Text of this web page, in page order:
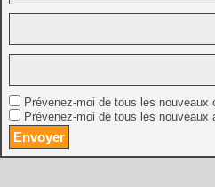
Prévenez-moi de tous les nouveaux
Prévenez-moi de tous les nouveaux